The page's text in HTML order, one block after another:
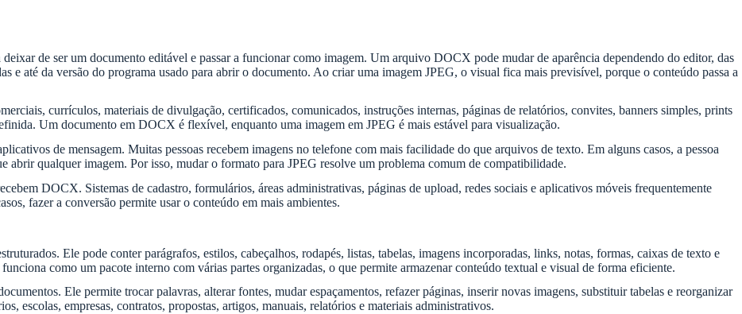
de ser um documento editável e passar a funcionar como imagem. Um arquivo DOCX pode mudar de aparência dependendo do editor, das
e até da versão do programa usado para abrir o documento. Ao criar uma imagem JPEG, o visual fica mais previsível, porque o conteúdo passa a
currículos, materiais de divulgação, certificados, comunicados, instruções internas, páginas de relatórios, convites, banners simples, prints
Um documento em DOCX é flexível, enquanto uma imagem em JPEG é mais estável para visualização.
de mensagem. Muitas pessoas recebem imagens no telefone com mais facilidade do que arquivos de texto. Em alguns casos, a pessoa
abrir qualquer imagem. Por isso, mudar o formato para JPEG resolve um problema comum de compatibilidade.
DOCX. Sistemas de cadastro, formulários, áreas administrativas, páginas de upload, redes sociais e aplicativos móveis frequentemente
fazer a conversão permite usar o conteúdo em mais ambientes.
Ele pode conter parágrafos, estilos, cabeçalhos, rodapés, listas, tabelas, imagens incorporadas, links, notas, formas, caixas de texto e
como um pacote interno com várias partes organizadas, o que permite armazenar conteúdo textual e visual de forma eficiente.
Ele permite trocar palavras, alterar fontes, mudar espaçamentos, refazer páginas, inserir novas imagens, substituir tabelas e reorganizar
escolas, empresas, contratos, propostas, artigos, manuais, relatórios e materiais administrativos.